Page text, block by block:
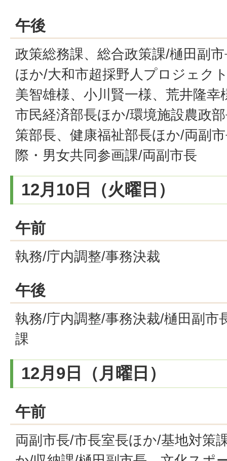
午後
政策総務課、総合政策課/樋田副
ほか/大和市超採野人プロジェク
美智雄様、小川賢一様、荒井隆
市民経済部長ほか/環境施設農政
策部長、健康福祉部長ほか/両副
際・男女共同参画課/両副市長
12月10日（火曜日）
午前
執務/庁内調整/事務決裁
午後
執務/庁内調整/事務決裁/樋田副市
課
12月9日（月曜日）
午前
両副市長/市長室長ほか/基地対策